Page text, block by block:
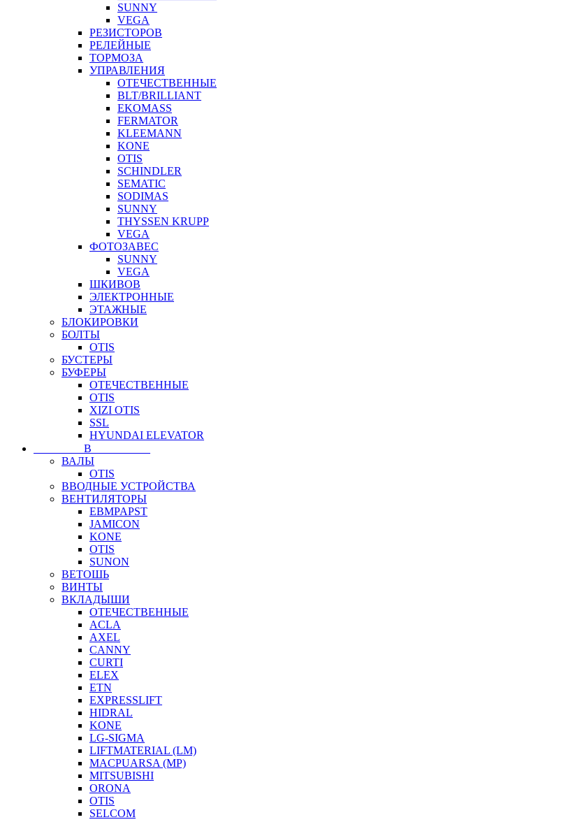
SUNNY
VEGA
РЕЗИСТОРОВ
РЕЛЕЙНЫЕ
ТОРМОЗА
УПРАВЛЕНИЯ
ОТЕЧЕСТВЕННЫЕ
BLT/BRILLIANT
EKOMASS
FERMATOR
KLEEMANN
KONE
OTIS
SCHINDLER
SEMATIC
SODIMAS
SUNNY
THYSSEN KRUPP
VEGA
ФОТОЗАВЕС
SUNNY
VEGA
ШКИВОВ
ЭЛЕКТРОННЫЕ
ЭТАЖНЫЕ
БЛОКИРОВКИ
БОЛТЫ
OTIS
БУСТЕРЫ
БУФЕРЫ
ОТЕЧЕСТВЕННЫЕ
OTIS
XIZI OTIS
SSL
HYUNDAI ELEVATOR
⠀⠀⠀⠀⠀⠀В⠀⠀⠀⠀⠀⠀⠀
ВАЛЫ
OTIS
ВВОДНЫЕ УСТРОЙСТВА
ВЕНТИЛЯТОРЫ
EBMPAPST
JAMICON
KONE
OTIS
SUNON
ВЕТОШЬ
ВИНТЫ
ВКЛАДЫШИ
ОТЕЧЕСТВЕННЫЕ
ACLA
AXEL
CANNY
CURTI
ELEX
ETN
EXPRESSLIFT
HIDRAL
KONE
LG-SIGMA
LIFTMATERIAL (LM)
MACPUARSA (MP)
MITSUBISHI
ORONA
OTIS
SELCOM